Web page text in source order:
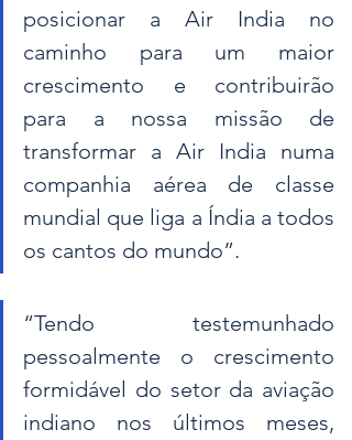
posicionar a Air India no
caminho para um maior
crescimento e contribuirão
para a nossa missão de
transformar a Air India numa
companhia aérea de classe
mundial que liga a Índia a todos
os cantos do mundo”.
“Tendo testemunhado
pessoalmente o crescimento
formidável do setor da aviação
indiano nos últimos meses,